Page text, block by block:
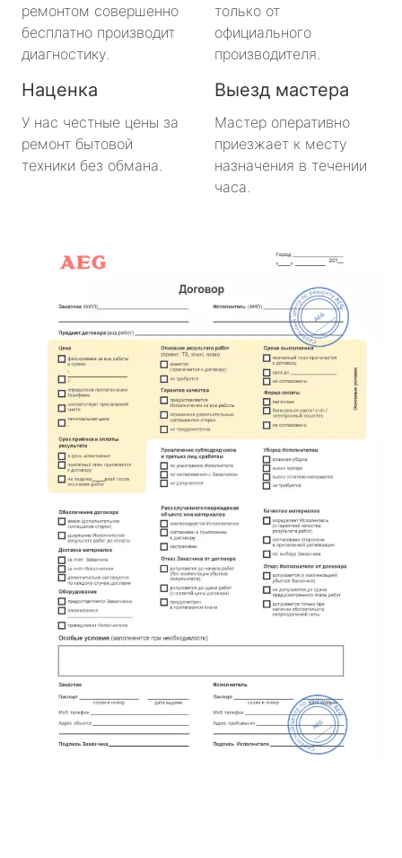
ремонтом совершенно
бесплатно производит
диагностику.
только от
официального
производителя.
Наценка
У нас честные цены за
ремонт бытовой
техники без обмана.
Выезд мастера
Мастер оперативно
приезжает к месту
назначения в течении
часа.